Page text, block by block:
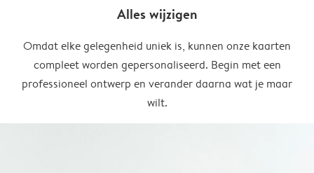
Alles wijzigen
Omdat elke gelegenheid uniek is, kunnen onze kaarten
compleet worden gepersonaliseerd. Begin met een
professioneel ontwerp en verander daarna wat je maar
wilt.